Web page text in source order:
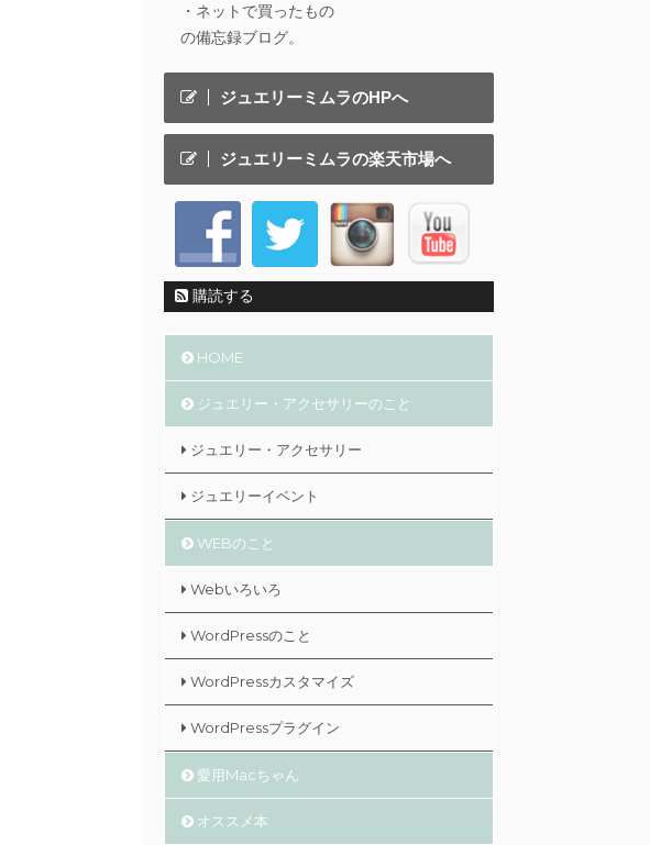
・ネットで買ったもの
の備忘録ブログ。
ジュエリーミムラのHPへ
ジュエリーミムラの楽天市場へ
購読する
HOME
ジュエリー・アクセサリーのこと
ジュエリー・アクセサリー
ジュエリーイベント
WEBのこと
Webいろいろ
WordPressのこと
WordPressカスタマイズ
WordPressプラグイン
愛用Macちゃん
オススメ本